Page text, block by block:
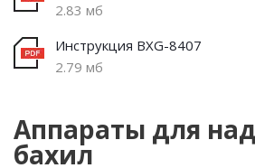
2.83 мб
Инструкция BXG-8407
2.79 мб
Аппараты для
бахил